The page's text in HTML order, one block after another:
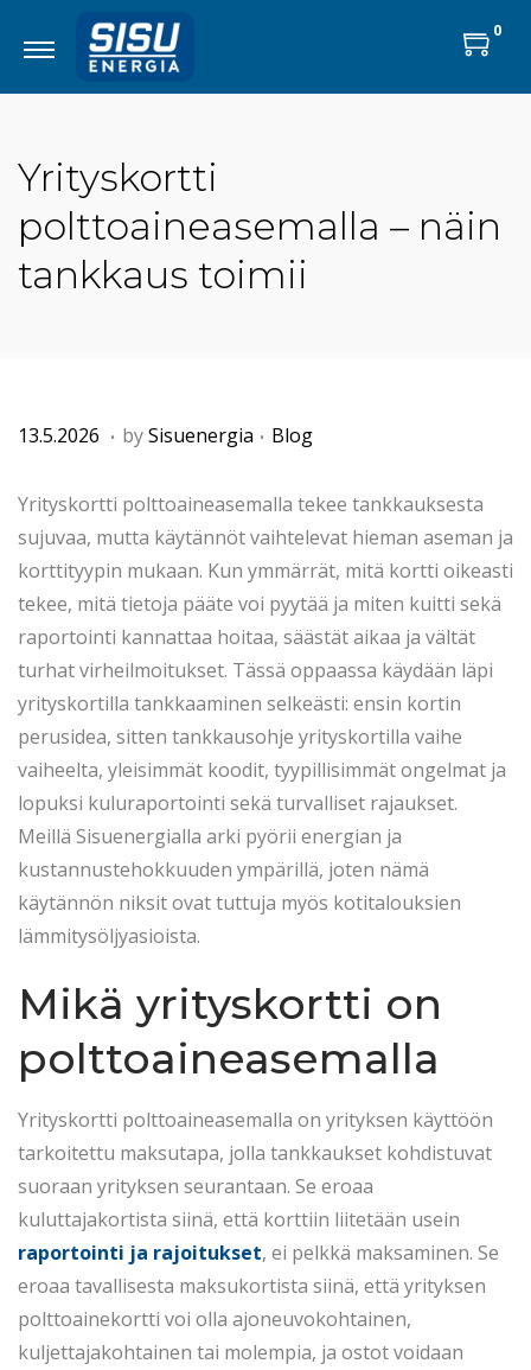
0
Yrityskortti
polttoaineasemalla – näin
tankkaus toimii
P
s
t
e
d
o
n
13.5.2026 8
5
.
2
0
2
6
. bySisuenergia . P
s
t
e
d
i
n
Blog
Yrityskortti polttoaineasemalla tekee tankkauksesta
sujuvaa, mutta käytännöt vaihtelevat hieman aseman ja
korttityypin mukaan. Kun ymmärrät, mitä kortti oikeasti
tekee, mitä tietoja pääte voi pyytää ja miten kuitti sekä
raportointi kannattaa hoitaa, säästät aikaa ja vältät
turhat virheilmoitukset. Tässä oppaassa käydään läpi
yrityskortilla tankkaaminen selkeästi: ensin kortin
perusidea, sitten tankkausohje yrityskortilla vaihe
vaiheelta, yleisimmät koodit, tyypillisimmät ongelmat ja
lopuksi kuluraportointi sekä turvalliset rajaukset.
Meillä Sisuenergialla arki pyörii energian ja
kustannustehokkuuden ympärillä, joten nämä
käytännön niksit ovat tuttuja myös kotitalouksien
lämmitysöljyasioista.
Mikä yrityskortti on
polttoaineasemalla
Yrityskortti polttoaineasemalla on yrityksen käyttöön
tarkoitettu maksutapa, jolla tankkaukset kohdistuvat
suoraan yrityksen seurantaan. Se eroaa
kuluttajakortista siinä, että korttiin liitetään usein
raportointi ja rajoitukset, ei pelkkä maksaminen. Se
eroaa tavallisesta maksukortista siinä, että yrityksen
polttoainekortti voi olla ajoneuvokohtainen,
kuljettajakohtainen tai molempia, ja ostot voidaan